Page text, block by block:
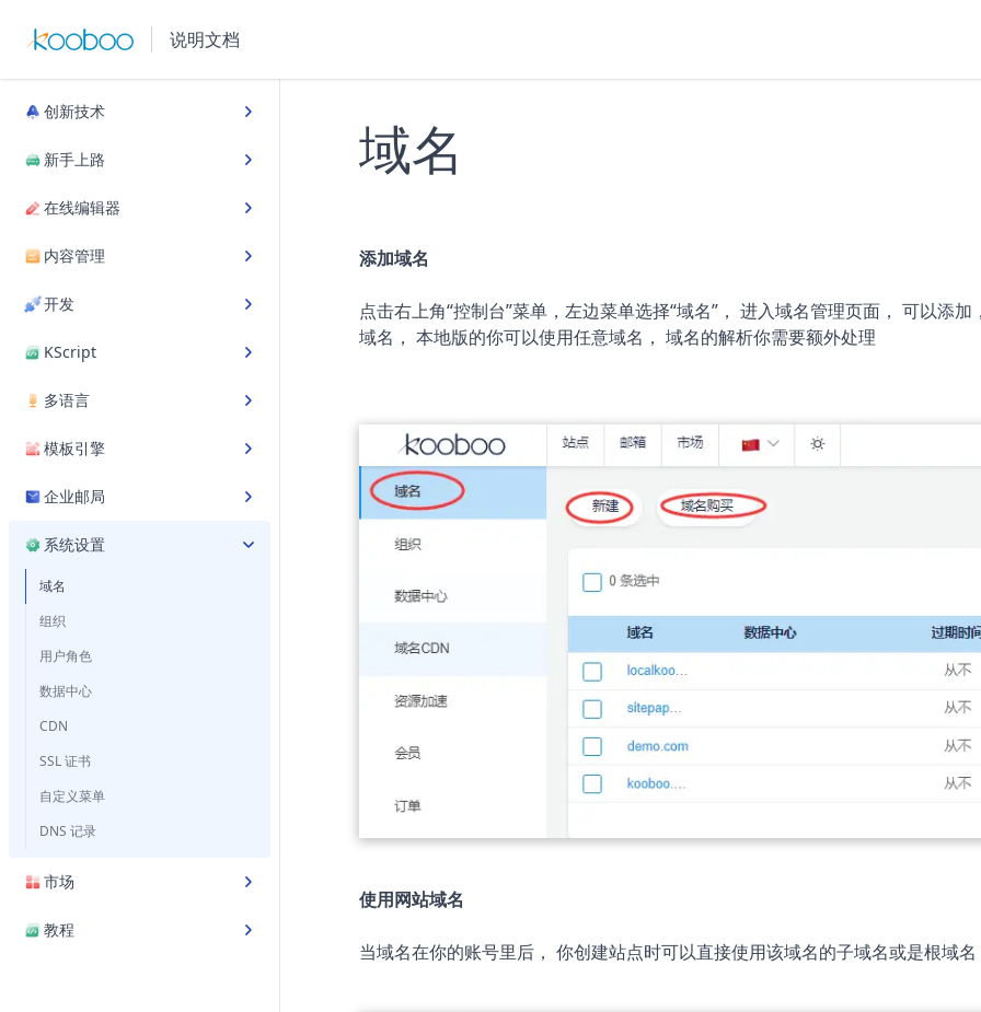
说明文档
创新技术
新手上路
在线编辑器
内容管理
开发
KScript
多语言
模板引擎
企业邮局
系统设置
域名
组织
用户角色
数据中心
CDN
SSL 证书
自定义菜单
DNS 记录
市场
教程
域名
添加域名
点击右上角“控制台”菜单，左边菜单选择“域名”， 进入域名管理页面， 可以添
域名， 本地版的你可以使用任意域名， 域名的解析你需要额外处理
使用网站域名
当域名在你的账号里后， 你创建站点时可以直接使用该域名的子域名或是根域名